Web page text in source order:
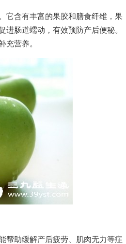
含有丰富的果胶和膳食纤维，果
进肠道蠕动，有效预防产后便秘。
充营养。
助缓解产后疲劳、肌肉无力等症